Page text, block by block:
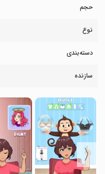
حجم
نوع
دسته‌بندی
سازنده
〈